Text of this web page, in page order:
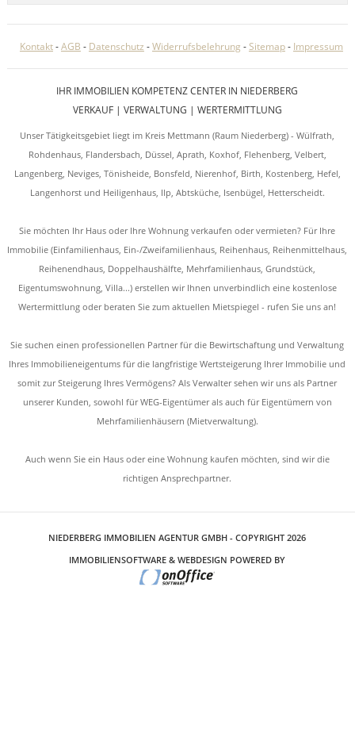
Kontakt-AGB - Datenschutz -Widerrufsbelehrung -Sitemap- Impressum
IHR IMMOBILIEN KOMPETENZ CENTER IN NIEDERBERG
VERKAUF | VERWALTUNG | WERTERMITTLUNG
Unser Tätigkeitsgebiet liegt im Kreis Mettmann (Raum Niederberg) - Wülfrath,
Rohdenhaus, Flandersbach, Düssel, Aprath, Koxhof, Flehenberg, Velbert,
Langenberg, Neviges, Tönisheide, Bonsfeld, Nierenhof, Birth, Kostenberg, Hefel,
Langenhorst und Heiligenhaus, Ilp, Abtsküche, Isenbügel, Hetterscheidt.
Sie möchten Ihr Haus oder Ihre Wohnung verkaufen oder vermieten? Für Ihre
Immobilie (Einfamilienhaus, Ein-/Zweifamilienhaus, Reihenhaus, Reihenmittelhaus,
Reihenendhaus, Doppelhaushälfte, Mehrfamilienhaus, Grundstück,
Eigentumswohnung, Villa...) erstellen wir Ihnen unverbindlich eine kostenlose
Wertermittlung oder beraten Sie zum aktuellen Mietspiegel - rufen Sie uns an!
Sie suchen einen professionellen Partner für die Bewirtschaftung und Verwaltung
Ihres Immobilieneigentums für die langfristige Wertsteigerung Ihrer Immobilie und
somit zur Steigerung Ihres Vermögens? Als Verwalter sehen wir uns als Partner
unserer Kunden, sowohl für WEG-Eigentümer als auch für Eigentümern von
Mehrfamilienhäusern (Mietverwaltung).
Auch wenn Sie ein Haus oder eine Wohnung kaufen möchten, sind wir die
richtigen Ansprechpartner.
NIEDERBERG IMMOBILIEN AGENTUR GMBH - COPYRIGHT 2026
IMMOBILIENSOFTWARE & WEBDESIGN POWERED BY